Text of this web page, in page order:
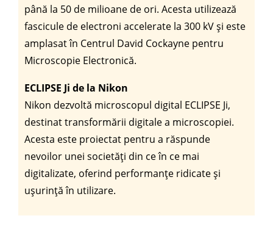
până la 50 de milioane de ori. Acesta utilizează
fascicule de electroni accelerate la 300 kV și este
amplasat în Centrul David Cockayne pentru
Microscopie Electronică.
ECLIPSE Ji de la Nikon
Nikon dezvoltă microscopul digital ECLIPSE Ji,
destinat transformării digitale a microscopiei.
Acesta este proiectat pentru a răspunde
nevoilor unei societăți din ce în ce mai
digitalizate, oferind performanțe ridicate și
ușurință în utilizare.